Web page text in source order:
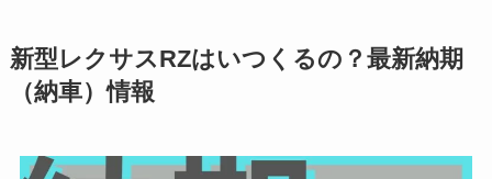
新型レクサスRZはいつくるの？最新納期
（納車）情報